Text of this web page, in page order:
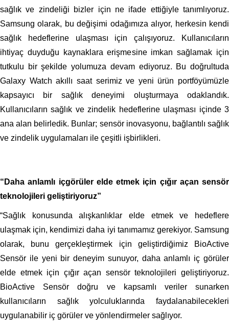
sağlık ve zindeliği bizler için ne ifade ettiğiyle tanımlıyoruz.
Samsung olarak, bu değişimi odağımıza alıyor, herkesin kendi
sağlık hedeflerine ulaşması için çalışıyoruz. Kullanıcıların
ihtiyaç duyduğu kaynaklara erişmesine imkan sağlamak için
tutkulu bir şekilde yolumuza devam ediyoruz. Bu doğrultuda
Galaxy Watch akıllı saat serimiz ve yeni ürün portföyümüzle
kapsayıcı bir sağlık deneyimi oluşturmaya odaklandık.
Kullanıcıların sağlık ve zindelik hedeflerine ulaşması içinde 3
ana alan belirledik. Bunlar; sensör inovasyonu, bağlantılı sağlık
ve zindelik uygulamaları ile çeşitli işbirlikleri.
“Daha anlamlı içgörüler elde etmek için çığır açan sensör
teknolojileri geliştiriyoruz”
“Sağlık konusunda alışkanlıklar elde etmek ve hedeflere
ulaşmak için, kendimizi daha iyi tanımamız gerekiyor. Samsung
olarak, bunu gerçekleştirmek için geliştirdiğimiz BioActive
Sensör ile yeni bir deneyim sunuyor, daha anlamlı iç görüler
elde etmek için çığır açan sensör teknolojileri geliştiriyoruz.
BioActive Sensör doğru ve kapsamlı veriler sunarken
kullanıcıların sağlık yolculuklarında faydalanabilecekleri
uygulanabilir iç görüler ve yönlendirmeler sağlıyor.